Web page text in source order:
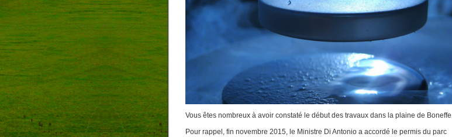
Vous êtes nombreux à avoir constaté le début des travaux dans la plaine de Boneffe.
Pour rappel, fin novembre 2015, le Ministre Di Antonio a accordé le permis du parc